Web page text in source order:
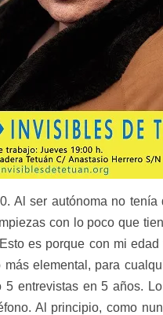
Al ser autónoma no
con lo poco que
es porque con mi
elemental, para
entrevistas en 5 años.
Al principio, como